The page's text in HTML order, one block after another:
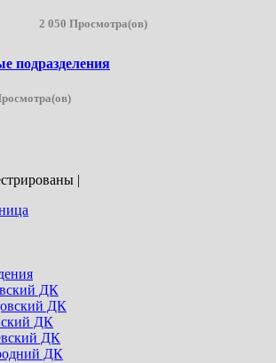
2 050 Просмотра(ов)
подразделения
|
ДК
ДК
ДК
ДК
ДК